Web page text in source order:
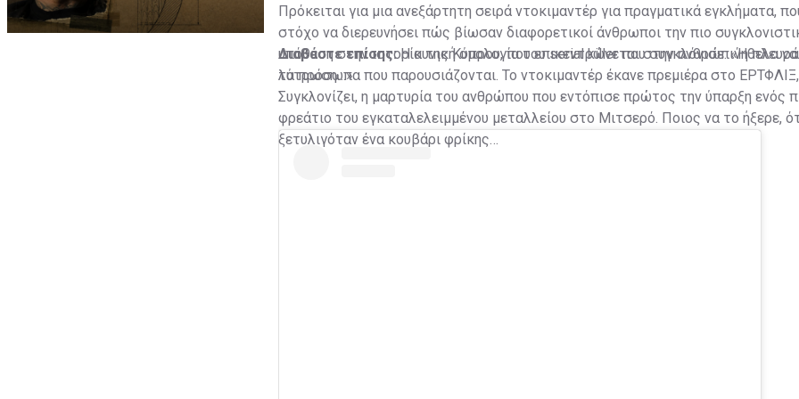
Πρόκειται για μια ανεξάρτητη σειρά ντοκιμαντέρ για πραγματικά εγκλήματα,
στόχο να διερευνήσει πώς βίωσαν διαφορετικοί άνθρωποι την πιο
υπόθεση στην ιστορία της Κύπρου, που επικεντρώνεται στην ανθρώπινη
τα πρόσωπα που παρουσιάζονται. Το ντοκιμαντέρ έκανε πρεμιέρα στο
Διαβάστε επίσης:Η κυνική ομολογία του serial killer που συγκλόνισε: «Ήθελα
λύτρωση…»
Συγκλονίζει, η μαρτυρία του ανθρώπου που εντόπισε πρώτος την ύπαρξη ενός
φρεάτιο του εγκαταλελειμμένου μεταλλείου στο Μιτσερό. Ποιος να το ήξερε,
ξετυλιγόταν ένα κουβάρι φρίκης…